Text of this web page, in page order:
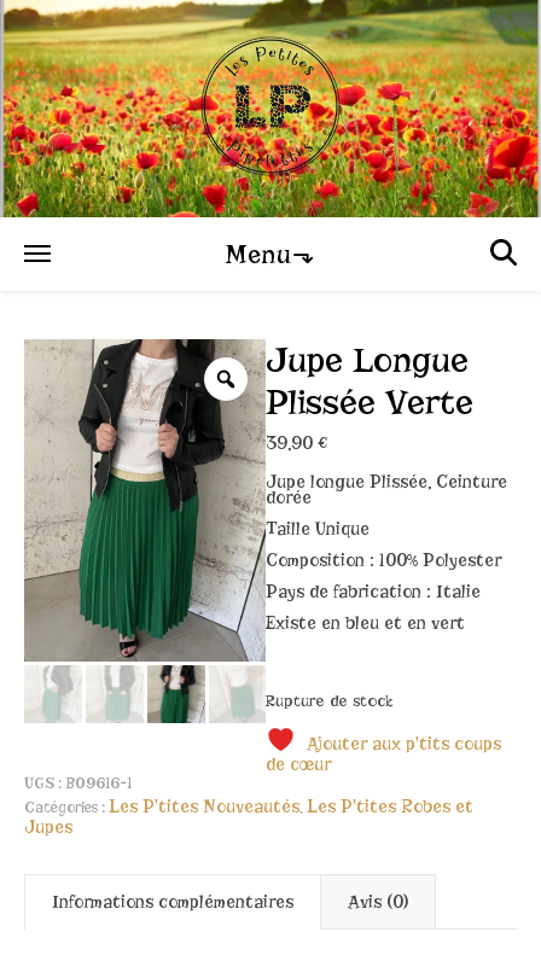
Menu⬎
Jupe Longue
Plissée Verte
39,90 €
Jupe longue Plissée, Ceinture
dorée
Taille Unique
Composition : 100% Polyester
Pays de fabrication : Italie
Existe en bleu et en vert
Rupture de stock
Ajouter aux p'tits coups
de cœur
UGS : B09616-1
Catégories : Les P'tites Nouveautés, Les P'tites Robes et
Jupes
Informations complémentaires Avis (0)